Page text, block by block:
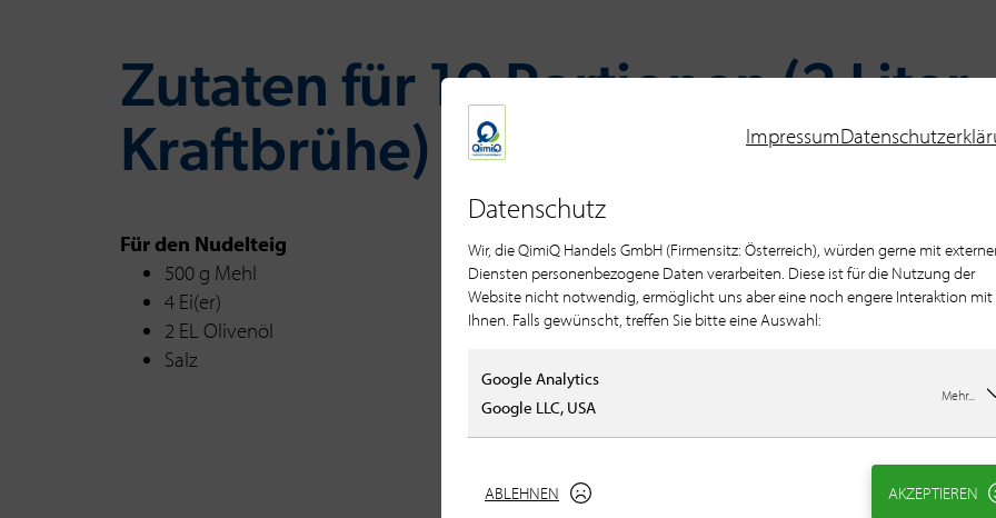
Zu­ta­ten für 10 Por­tio­nen (2 Liter
Kraft­brü­he)
Für den Nudelteig
500 g Mehl
4 Ei(er)
2 EL Olivenöl
Salz
Für die Füllung
250 g QimiQ
100 g
1
250 g Blattspinat
150 g Topfen /
Salz
schwarzer
Muskatnuss,
Impressum
Datenschutz
Wir, die QimiQ Handels GmbH (Firmensitz: Österreich), würden gerne mit
Diensten personenbezogene Daten verarbeiten. Diese ist für die Nutzung der
Website nicht notwendig, ermöglicht uns aber eine noch engere Interaktion mit
Ihnen. Falls gewünscht, treffen Sie bitte eine Auswahl:
Google Analytics
Google LLC, USA
Mehr...
ABLEHNEN AKZEPTIEREN